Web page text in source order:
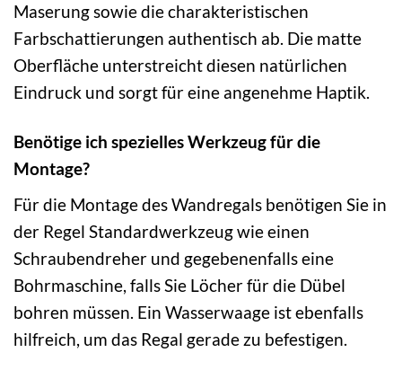
Maserung sowie die charakteristischen
Farbschattierungen authentisch ab. Die matte
Oberfläche unterstreicht diesen natürlichen
Eindruck und sorgt für eine angenehme Haptik.
Benötige ich spezielles Werkzeug für die
Montage?
Für die Montage des Wandregals benötigen Sie in
der Regel Standardwerkzeug wie einen
Schraubendreher und gegebenenfalls eine
Bohrmaschine, falls Sie Löcher für die Dübel
bohren müssen. Ein Wasserwaage ist ebenfalls
hilfreich, um das Regal gerade zu befestigen.